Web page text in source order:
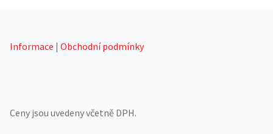
Informace | Obchodní podmínky
Ceny jsou uvedeny včetně DPH.